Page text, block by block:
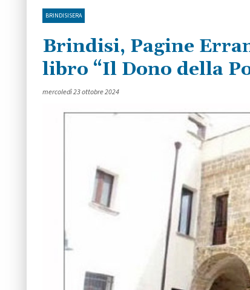
BRINDISISERA
Brindisi, Pagine
libro “Il Dono della
mercoledì 23 ottobre 2024